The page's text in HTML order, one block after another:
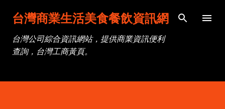
跳到主要內容
台灣商業生活美食餐飲資訊網
台灣公司綜合資訊網站，提供商業資訊便利
查詢，台灣工商黃頁。